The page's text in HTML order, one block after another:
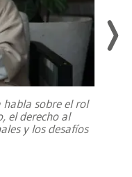
sobre el rol
el derecho al
y los desafíos